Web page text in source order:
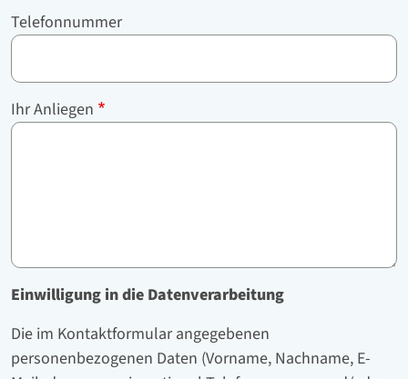
Telefonnummer
Ihr Anliegen
Einwilligung in die Datenverarbeitung
Die im Kontaktformular angegebenen
personenbezogenen Daten (Vorname, Nachname, E-